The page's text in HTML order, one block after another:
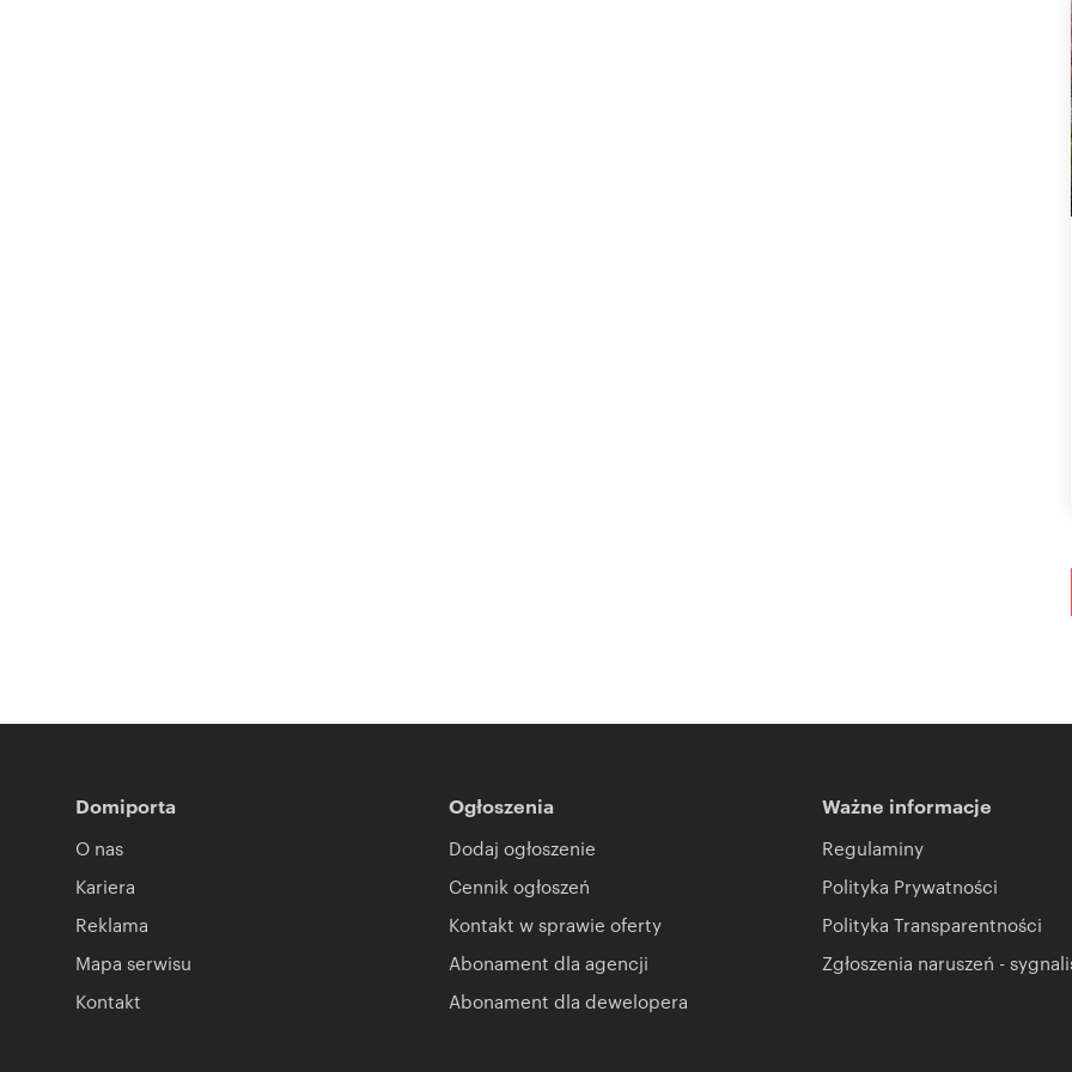
Domiporta
O nas
Kariera
Reklama
Mapa serwisu
Kontakt
Ogłoszenia
Dodaj ogłoszenie
Cennik ogłoszeń
Kontakt w sprawie oferty
Abonament dla agencji
Abonament dla dewelopera
Ważne informacje
Regulaminy
Polityka Prywatności
Polityka Transparentności
Zgłoszenia naruszeń -